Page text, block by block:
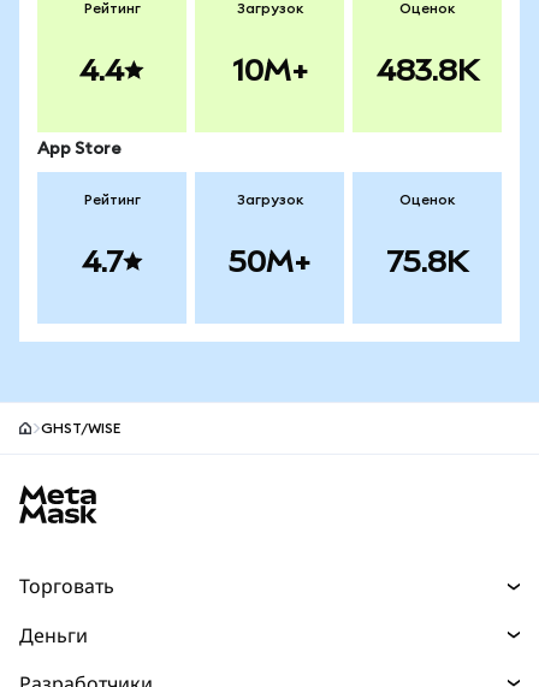
Рейтинг
4.4
Загрузок
10M+
Оценок
483.8K
App Store
Рейтинг
4.7
Загрузок
50M+
Оценок
75.8K
GHST/WISE
Торговать
Деньги